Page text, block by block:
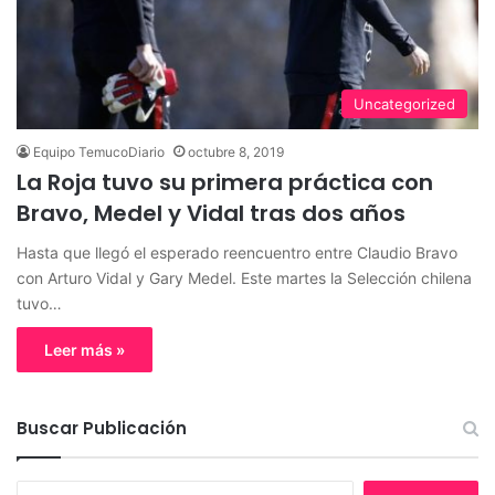
Uncategorized
Equipo TemucoDiario octubre 8, 2019
La Roja tuvo su primera práctica con
Bravo, Medel y Vidal tras dos años
Hasta que llegó el esperado reencuentro entre Claudio Bravo
con Arturo Vidal y Gary Medel. Este martes la Selección chilena
tuvo…
Leer más »
Buscar Publicación